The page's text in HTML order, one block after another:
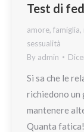
Test di
amore, famiglia,
sessualità
By admin
Si sa che le
richiedono
mantenere
Quanta